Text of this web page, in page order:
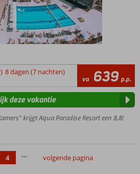
8 dagen (7 nachten)
va 639 p.p.
krijgt Aqua Paradise Resort een 8,8!
deze vakantie
4 … volgende pagina